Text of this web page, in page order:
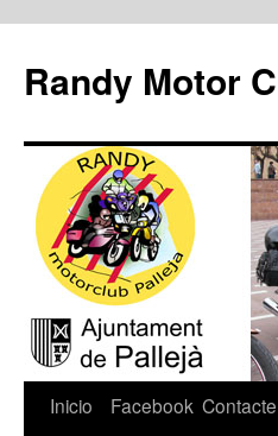
Randy Motor
Inicio Facebook